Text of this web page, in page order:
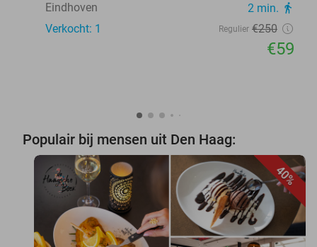
Eindhoven 2 min. directions_walk
Verkocht: 1 Regulier €250
€59
Populair bij mensen uit Den Haag:
40%